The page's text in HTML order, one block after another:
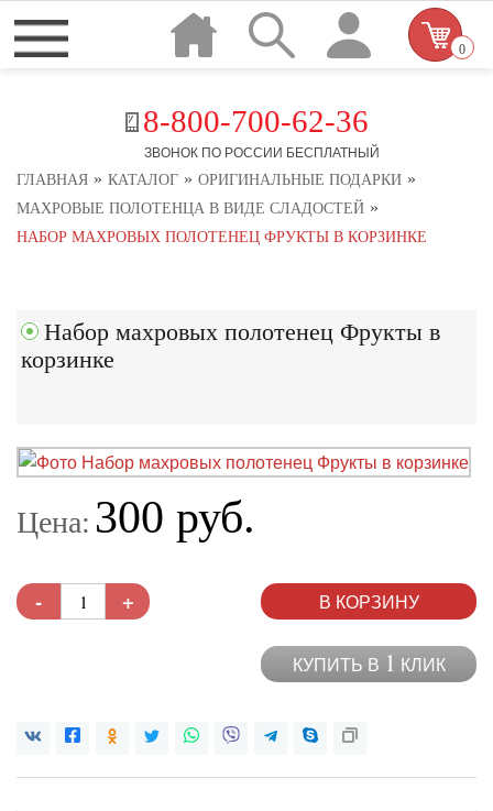
8-800-700-62-36
ЗВОНОК ПО РОССИИ БЕСПЛАТНЫЙ
0
ГЛАВНАЯ » КАТАЛОГ » ОРИГИНАЛЬНЫЕ ПОДАРКИ »
МАХРОВЫЕ ПОЛОТЕНЦА В ВИДЕ СЛАДОСТЕЙ »
НАБОР МАХРОВЫХ ПОЛОТЕНЕЦ ФРУКТЫ В КОРЗИНКЕ
Набор махровых полотенец Фрукты в
корзинке
Цена: 300 руб.
- + В КОРЗИНУ
КУПИТЬ В 1 КЛИК